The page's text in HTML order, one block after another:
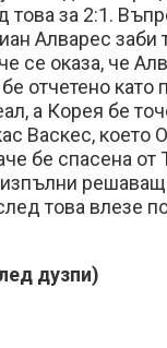
това за 2:1.
Алварес заби
се оказа, че
отчетено като
а Корея бе
Васкес, което
бе спасена от
това влезе
дузпи)